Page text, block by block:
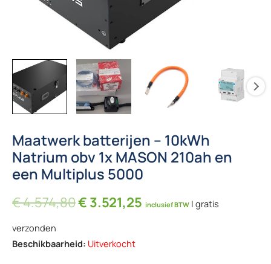
Maatwerk batterijen – 10kWh
Natrium obv 1x MASON 210ah en
een Multiplus 5000
€4.574,80Oorspronkelijke prijs was: €
€ 3.521,25 Huidige prijs is: €
inclusief BTW | gratis
verzonden
Beschikbaarheid: Uitverkocht